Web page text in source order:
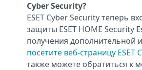
Cyber Security?
ESET Cyber Security теперь
защиты ESET HOME Security
получения дополнительной
посетите веб-страницу ESET
также можете обратиться к